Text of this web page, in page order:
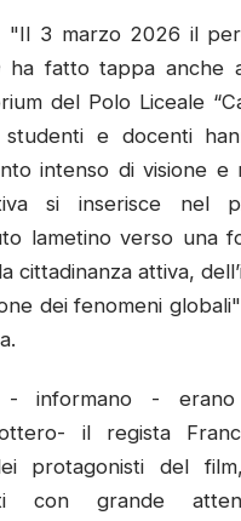
"Il 3 marzo 2026 il
ha fatto tappa anche
del Polo Liceale
studenti e docenti
intenso di visione e
si inserisce nel
lametino verso una
cittadinanza attiva,
dei fenomeni
- informano - erano
il regista
protagonisti del
con grande